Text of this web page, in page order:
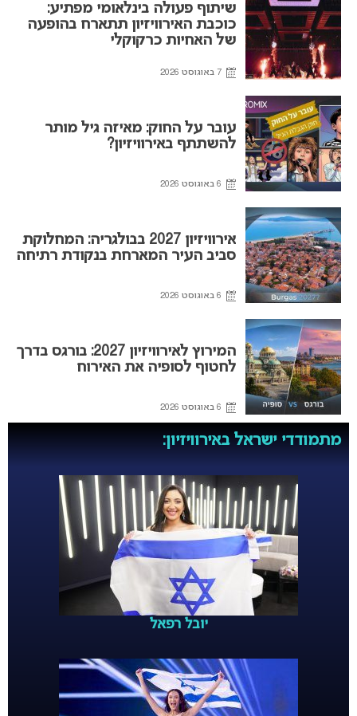
שיתוף פעולה בינלאומי מפתיע:
כוכבת האירוויזיון תתארח בהופעה
של האחיות כרקוקלי
7 באוגוסט 2026
עובר על החוק: מאיזה גיל מותר
להשתתף באירוויזיון?
6 באוגוסט 2026
אירוויזיון 2027 בבולגריה: המחלוקת
סביב העיר המארחת בנקודת רתיחה
6 באוגוסט 2026
המירוץ לאירוויזיון 2027: בורגס בדרך
לחטוף לסופיה את האירוח
6 באוגוסט 2026
מתמודדי ישראל באירוויזיון:
יובל רפאל